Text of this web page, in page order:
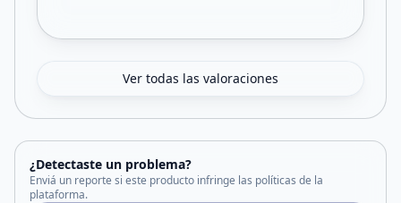
Ver todas las valoraciones
¿Detectaste un problema?
Enviá un reporte si este producto infringe las políticas de la
plataforma.